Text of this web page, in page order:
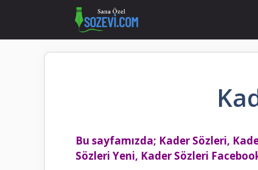
Bu sayfamızda; Kader Sözleri,
Sözleri Yeni, Kader Sözleri